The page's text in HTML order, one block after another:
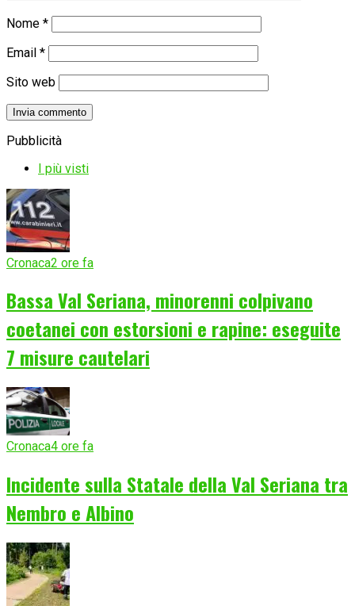
Nome *
Email *
Sito web
Pubblicità
I più visti
Cronaca2 ore fa
Bassa Val Seriana, minorenni colpivano
coetanei con estorsioni e rapine: eseguite
7 misure cautelari
Cronaca4 ore fa
Incidente sulla Statale della Val Seriana tra
Nembro e Albino